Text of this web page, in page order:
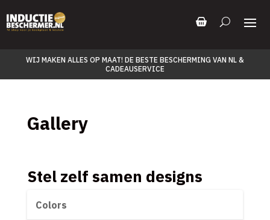
WIJ MAKEN ALLES OP MAAT! DE BESTE BESCHERMING VAN NL &
CADEAUSERVICE
Gallery
Stel zelf samen designs
Colors